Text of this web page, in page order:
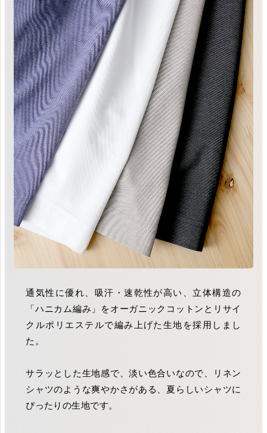
通気性に優れ、吸汗・速乾性が高い、立体構造の
「ハニカム編み」をオーガニックコットンとリサイ
クルポリエステルで編み上げた生地を採用しまし
た。
サラッとした生地感で、淡い色合いなので、リネン
シャツのような爽やかさがある、夏らしいシャツに
ぴったりの生地です。